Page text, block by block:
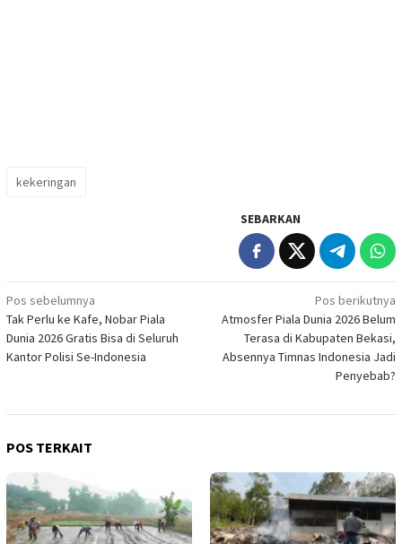
kekeringan
SEBARKAN
Navigasi
pos
Pos sebelumnya
Tak Perlu ke Kafe, Nobar Piala
Dunia 2026 Gratis Bisa di Seluruh
Kantor Polisi Se-Indonesia
Pos berikutnya
Atmosfer Piala Dunia 2026 Belum
Terasa di Kabupaten Bekasi,
Absennya Timnas Indonesia Jadi
Penyebab?
POS TERKAIT